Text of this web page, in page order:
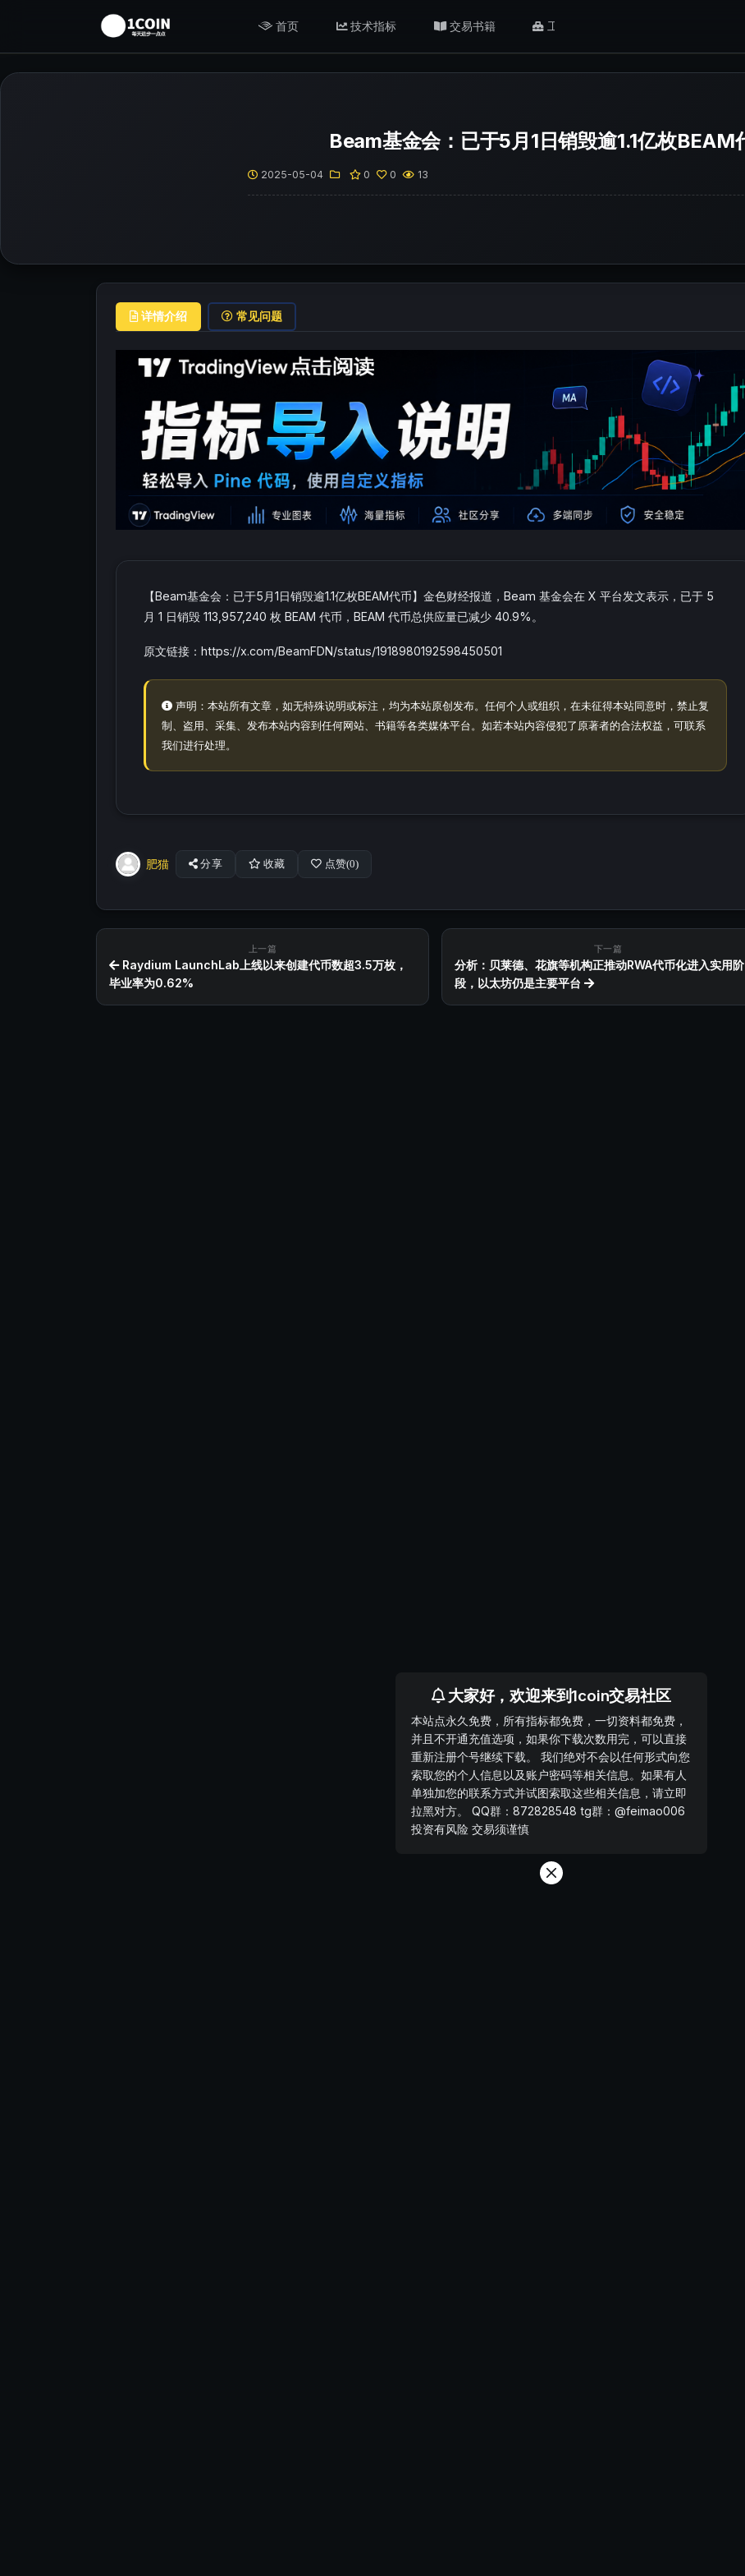
首页 技术指标 交易书籍 工具/返佣
Beam基金会：已于5月1日销毁逾1.1亿枚BEAM
2025-05-04 0 0 13
详情介绍 常见问题
【Beam基金会：已于5月1日销毁逾1.1亿枚BEAM代币】金色财经报道，Beam 基金会在 X 平台发文表示，已于 5
月 1 日销毁 113,957,240 枚 BEAM 代币，BEAM 代币总供应量已减少 40.9%。
原文链接：https://x.com/BeamFDN/status/1918980192598450501
声明：本站所有文章，如无特殊说明或标注，均为本站原创发布。任何个人或组织，在未征得本站同意时，禁止复
制、盗用、采集、发布本站内容到任何网站、书籍等各类媒体平台。如若本站内容侵犯了原著者的合法权益，可联系
我们进行处理。
肥猫 分享 收藏 点赞(0)
上一篇
Raydium LaunchLab上线以来创建代币数超3.5万枚，
毕业率为0.62%
下一篇
分析：贝莱德、花旗等机构正推动RWA代币化进入实用阶
段，以太坊仍是主要平台
大家好，欢迎来到1coin交易社区
本站点永久免费，所有指标都免费，一切资料都免费，
并且不开通充值选项，如果你下载次数用完，可以直接
重新注册个号继续下载。 我们绝对不会以任何形式向您
索取您的个人信息以及账户密码等相关信息。如果有人
单独加您的联系方式并试图索取这些相关信息，请立即
拉黑对方。 QQ群：872828548 tg群：@feimao006
投资有风险 交易须谨慎